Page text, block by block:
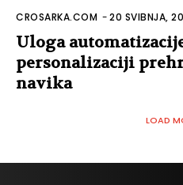
CROSARKA.COM -20 SVIBNJA,
Uloga
personalizaciji
navika
LOAD